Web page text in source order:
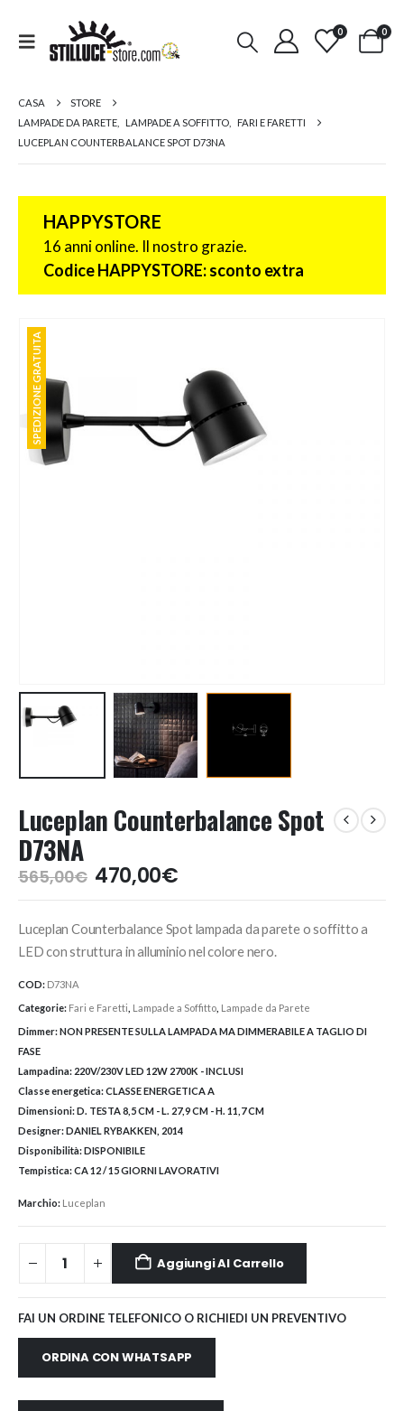
0 0
CASA
STORE
LAMPADE DA PARETE
LAMPADE A SOFFITTO
FARI E FARETTI
LUCEPLAN COUNTERBALANCE SPOT D73NA
HAPPYSTORE
16 anni online. Il nostro grazie.
Codice HAPPYSTORE: sconto extra
SPEDIZIONE GRATUITA
SPEDIZIONE GRATUITA
Luceplan Counterbalance Spot
D73NA
565,00€ Il
prezzo
era:
565,00€.
470,00€Il
prezzo
è:
470,00€.
Luceplan Counterbalance Spot lampada da parete o soffitto a
LED con struttura in alluminio nel colore nero.
COD: D73NA
Categorie: Fari e Faretti Lampade a Soffitto Lampade da Parete
Dimmer:NON PRESENTE SULLA LAMPADA MA DIMMERABILE A TAGLIO DI
FASE
Lampadina: 220V/230V LED 12W 2700K - INCLUSI
Classe energetica:CLASSE ENERGETICA A
Dimensioni:D. TESTA 8,5 CM - L. 27,9 CM - H. 11,7 CM
Designer:DANIEL RYBAKKEN, 2014
Disponibilità:DISPONIBILE
Tempistica:CA 12 / 15 GIORNI LAVORATIVI
Marchio: Luceplan
Aggiungi Al Carrello
FAI UN ORDINE TELEFONICO O RICHIEDI UN PREVENTIVO
ORDINA CON WHATSAPP